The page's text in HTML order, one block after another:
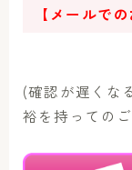
【メールで
(確認が遅くな
裕を持っての